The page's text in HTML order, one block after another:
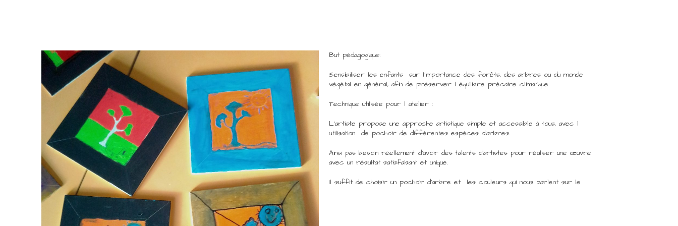
But pédagogique:
Sensibiliser les enfants sur l’importance des forêts, des arbres ou du monde
végétal en général, afin de préserver l équilibre précaire climatique.
Technique utilisée pour l atelier :
L’artiste propose une approche artistique simple et accessible à tous, avec l
utilisation de pochoir de différentes espèces d’arbres.
Ainsi pas besoin réellement d’avoir des talents d’artistes pour réaliser une œuvre
avec un résultat satisfaisant et unique.
Il suffit de choisir un pochoir d’arbre et les couleurs qui nous parlent sur le